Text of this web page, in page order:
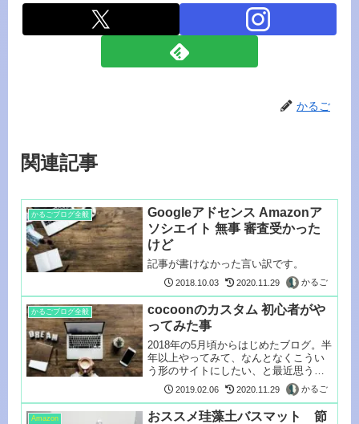
かるご
関連記事
かるごブログ全般
Googleアドセンス Amazonア
ソシエイト 無事 審査受かった
けど
記事が書けなかった言い訳です。
2018.10.03 2020.11.29 かるご
かるごブログ全般
cocoonのカスタム 初心者がや
ってみた事
2018年の5月頃からはじめたブログ。半
年以上やってみて、なんとなくこうい
う形のサイトにしたい、と最近思うよ
う...
2019.02.06 2020.11.29 かるご
Amazon
おススメ珪藻土バスマット 節